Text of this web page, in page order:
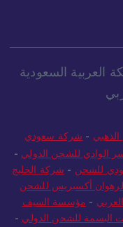
العربية السعودية
الذهبي - شركة سعودي
الوادي للشحن الدولي -
للشحن - شركة الخليج
أكسبريس للشحن
- مؤسسة السيف
البسمة للشحن الدولي -